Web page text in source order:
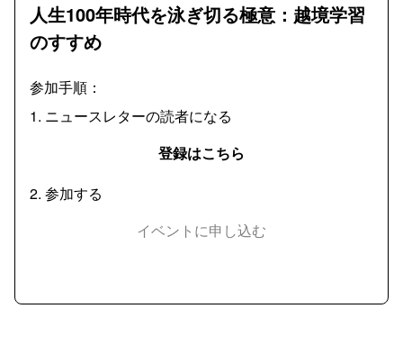
人生100年時代を泳ぎ切る極意：越境学習
のすすめ
参加手順：
1. ニュースレターの読者になる
登録はこちら
2. 参加する
イベントに申し込む